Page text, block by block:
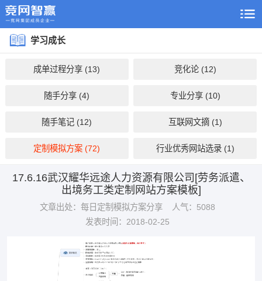
学习成长
成单过程分享 (13) 竞化论 (12)
随手分享 (4) 专业分享 (10)
随手笔记 (12) 互联网文摘 (1)
定制模拟方案 (72) 行业优秀网站选录 (1)
17.6.16武汉耀华远途人力资源有限公司[劳务派遣、
出境务工类定制网站方案模板]
文章出处：每日定制模拟方案分享
人气：5088
发表时间：2018-02-25